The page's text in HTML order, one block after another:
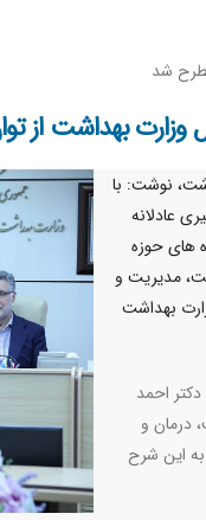
شد
وزارت بهداشت
نوشت: با
عادلانه
های حوزه
مدیریت و
بهداشت
احمد
درمان و
این شرح